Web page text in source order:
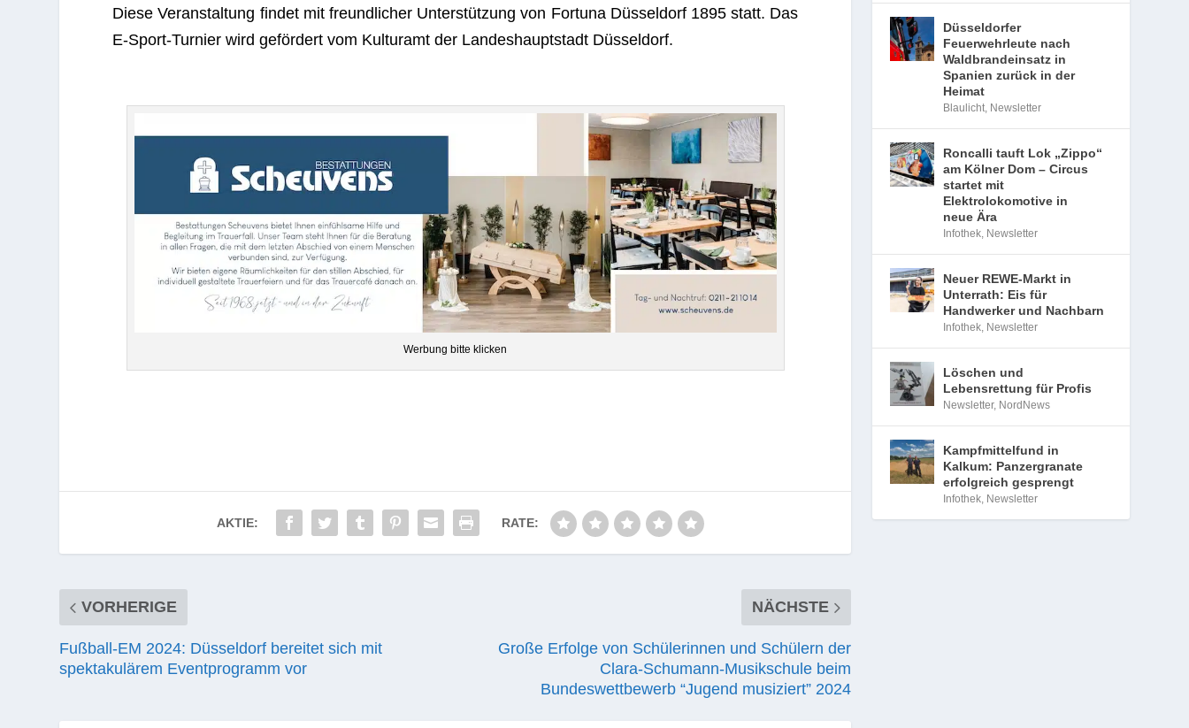
Diese Ver­an­stal­tung fin­det mit freund­li­cher Unter­stüt­zung von For­tuna Düs­sel­dorf 1895 statt. Das
E‑S­port-Tur­nier wird geför­dert vom Kul­tur­amt der Lan­des­haupt­stadt Düsseldorf.
Wer­bung bitte klicken
AKTIE: RATE:
VORHERIGE
Fußball-EM 2024: Düsseldorf bereitet sich mit
spektakulärem Eventprogramm vor
NÄCHSTE
Große Erfolge von Schülerinnen und Schülern der
Clara-Schumann-Musikschule beim
Bundeswettbewerb “Jugend musiziert” 2024
Düsseldorfer
Feuerwehrleute nach
Waldbrandeinsatz in
Spanien zurück in der
Heimat
Blaulicht, Newsletter
Roncalli tauft Lok „Zippo“
am Kölner Dom – Circus
startet mit
Elektrolokomotive in
neue Ära
Infothek, Newsletter
Neuer REWE-Markt in
Unterrath: Eis für
Handwerker und Nachbarn
Infothek, Newsletter
Löschen und
Lebensrettung für Profis
Newsletter, NordNews
Kampfmittelfund in
Kalkum: Panzergranate
erfolgreich gesprengt
Infothek, Newsletter